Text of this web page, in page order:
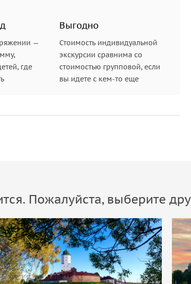
—
где
Выгодно
Стоимость индивидуальной
экскурсии сравнима со
стоимостью групповой, если
вы идете с кем-то еще
Пожалуйста, выберите